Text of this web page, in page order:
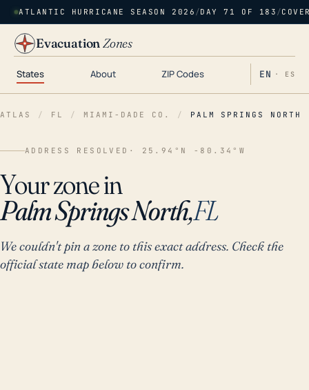
ATLANTIC HURRICANE SEASON 2026 /DAY 71 OF 183 /
EvacuationZones
States About ZIP Codes EN · ES
ATLAS / FL / MIAMI-DADE CO. / PALM SPRINGS NORTH
ADDRESS RESOLVED · 25.94°N -80.34°W
Your zone in
Palm Springs North,FL
We couldn't pin a zone to this exact address. Check the
official state map below to confirm.